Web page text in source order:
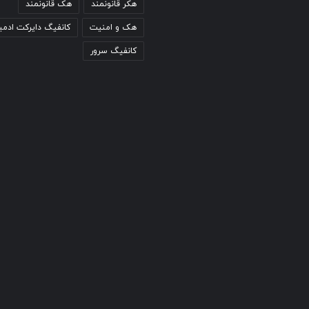
هکر قانونمند هک قانونمند
هک و امنیت کانفیگ دایرکت
کانفیگ سرور